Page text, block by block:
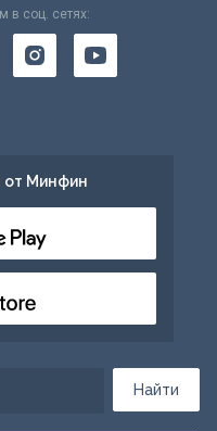
Найти
в соц. сетях:
от Минфин